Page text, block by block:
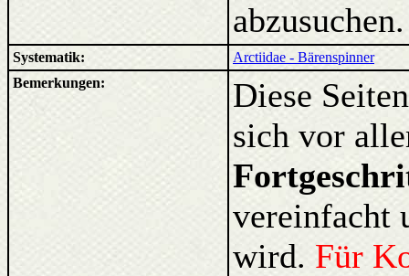
abzusuchen.
Systematik:
Arctiidae - Bärenspinner
Bemerkungen:
Diese
sich vor
vereinfacht
wird. Für